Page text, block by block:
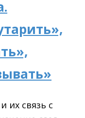
их связь с